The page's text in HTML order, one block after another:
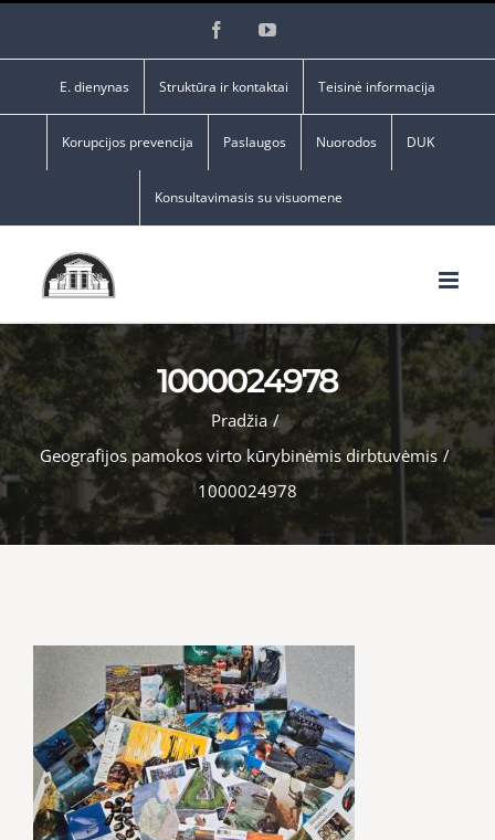
FacebookYouTube
E. dienynas Struktūra ir kontaktai Teisinė informacija
Korupcijos prevencija Paslaugos Nuorodos DUK
Konsultavimasis su visuomene
1000024978
Pradžia /
Geografijos pamokos virto kūrybinėmis dirbtuvėmis /
1000024978